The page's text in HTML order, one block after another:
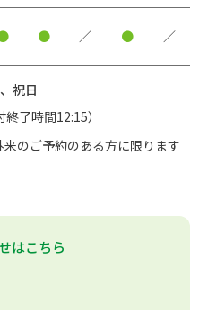
● ／ ● ／
祝日
了時間12:15）
のご予約のある方に限ります
はこちら